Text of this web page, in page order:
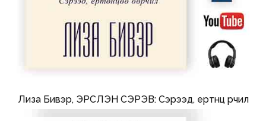
Лиза Бивэр, ЭРСЛЭН СЭРЭВ: Сэрээд, ертөнцөө өөрчил